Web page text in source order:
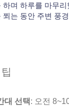
하며 하루를 마무리
쬐는 동안 주변 풍
대 선택 : 오전